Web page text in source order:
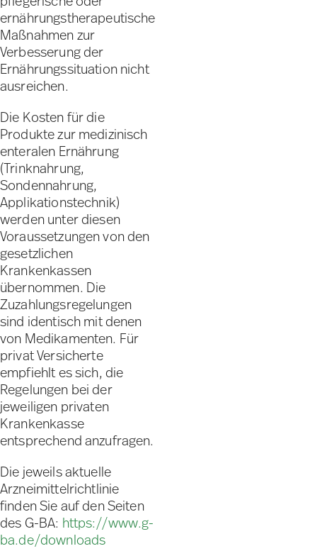
ernährungstherapeutische
Maßnahmen zur
Verbesserung der
Ernährungssituation nicht
ausreichen.
Die Kosten für die
Produkte zur medizinisch
enteralen Ernährung
(Trinknahrung,
Sondennahrung,
Applikationstechnik)
werden unter diesen
Voraussetzungen von den
gesetzlichen
Krankenkassen
übernommen. Die
Zuzahlungsregelungen
sind identisch mit denen
von Medikamenten. Für
privat Versicherte
empfiehlt es sich, die
Regelungen bei der
jeweiligen privaten
Krankenkasse
entsprechend anzufragen.
Die jeweils aktuelle
Arzneimittelrichtlinie
finden Sie auf den Seiten
des G-BA: https://www.g-
ba.de/downloads